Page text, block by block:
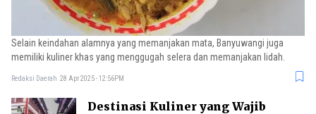
Selain keindahan alamnya yang memanjakan mata, Banyuwangi juga
memiliki kuliner khas yang menggugah selera dan memanjakan lidah.
Redaksi Daerah 28 Apr 2025 - 12:56PM
Destinasi Kuliner yang Wajib